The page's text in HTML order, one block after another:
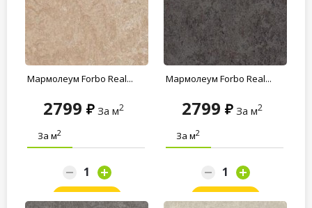
Мармолеум Forbo Real...
2799 За м2
За м2
Заказать
Мармолеум Forbo Real...
2799 За м2
За м2
Заказать